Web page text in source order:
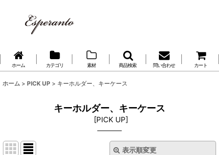
ホーム カテゴリ 素材 商品検索 問い合わせ カート
ホーム > PICK UP > キーホルダー、キーケース
キーホルダー、キーケース
[PICK UP]
表示順変更